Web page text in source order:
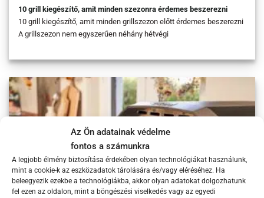
Az Ön adatainak védelme
fontos a számunkra
A legjobb élmény biztosítása érdekében olyan technológiákat használunk,
mint a cookie-k az eszközadatok tárolására és/vagy eléréséhez. Ha
beleegyezik ezekbe a technológiákba, akkor olyan adatokat dolgozhatunk
fel ezen az oldalon, mint a böngészési viselkedés vagy az egyedi
10 grill kiegészítő, amit minden szezonra érdemes beszerezni
10 grill kiegészítő, amit minden grillszezon előtt érdemes beszerezni
A grillszezon nem egyszerűen néhány hétvégi